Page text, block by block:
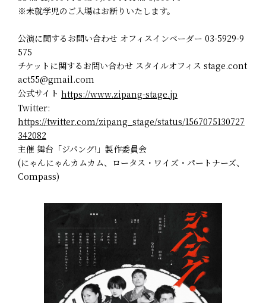
※未就学児のご入場はお断りいたします。
公演に関するお問い合わせ オフィスインベーダー 03-5929-9
575
チケットに関するお問い合わせ スタイルオフィス stage.cont
act55@gmail.com
公式サイト https://www.zipang-stage.jp
Twitter:
https://twitter.com/zipang_stage/status/1567075130727
342082
主催 舞台「ジパング!」製作委員会
(にゃんにゃんカムカム、ロータス・ワイズ・パートナーズ、
Compass)